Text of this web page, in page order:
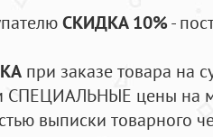
СКИДКА 10%-
при заказе товара на
СПЕЦИАЛЬНЫЕ цены на
выписки товарного